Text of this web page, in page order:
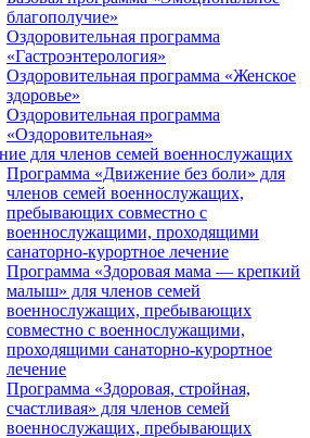
благополучие»
Оздоровительная программа
«Гастроэнтерология»
Оздоровительная программа «Женское
здоровье»
Оздоровительная программа
«Оздоровительная»
для членов семей военнослужащих
Программа «Движение без боли» для
членов семей военнослужащих,
пребывающих совместно с
военнослужащими, проходящими
санаторно-курортное лечение
Программа «Здоровая мама — крепкий
малыш» для членов семей
военнослужащих, пребывающих
совместно с военнослужащими,
проходящими санаторно-курортное
лечение
Программа «Здоровая, стройная,
счастливая» для членов семей
военнослужащих, пребывающих